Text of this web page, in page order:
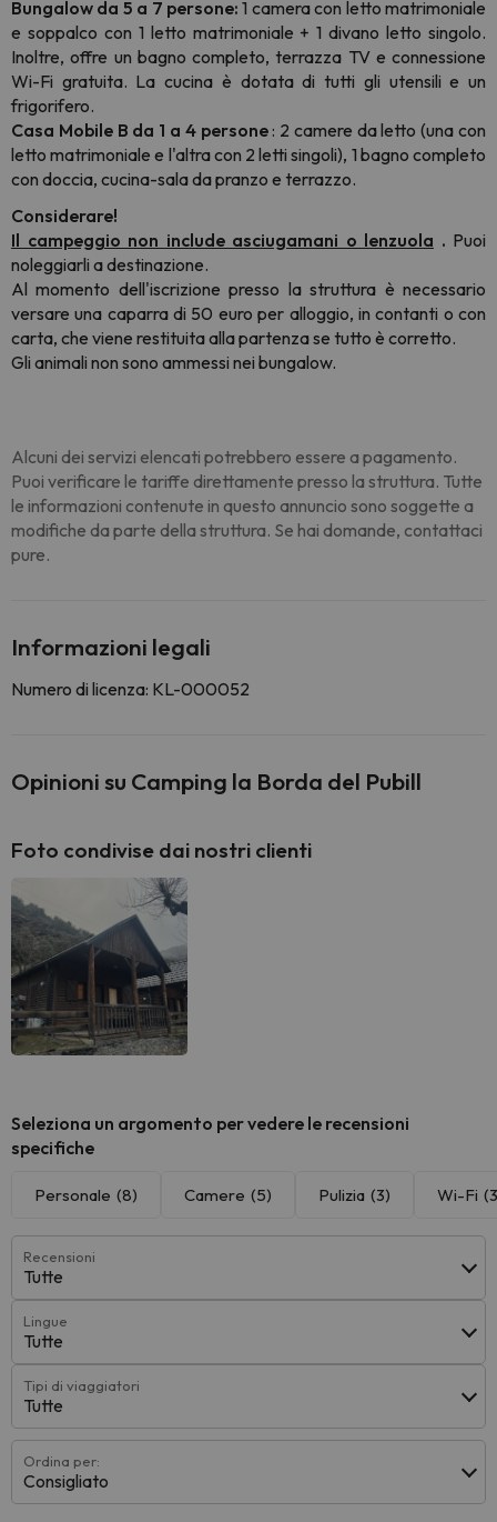
Bungalow da 5 a 7 persone: 1 camera con letto matrimoniale
e soppalco con 1 letto matrimoniale + 1 divano letto singolo.
Inoltre, offre un bagno completo, terrazza TV e connessione
Wi-Fi gratuita. La cucina è dotata di tutti gli utensili e un
frigorifero.
Casa Mobile B da 1 a 4 persone: 2 camere da letto (una con
letto matrimoniale e l'altra con 2 letti singoli), 1 bagno completo
con doccia, cucina-sala da pranzo e terrazzo.
Considerare!
Il campeggio non include asciugamani o lenzuola . Puoi
noleggiarli a destinazione.
Al momento dell'iscrizione presso la struttura è necessario
versare una caparra di 50 euro per alloggio, in contanti o con
carta, che viene restituita alla partenza se tutto è corretto.
Gli animali non sono ammessi nei bungalow.
Alcuni dei servizi elencati potrebbero essere a pagamento.
Puoi verificare le tariffe direttamente presso la struttura. Tutte
le informazioni contenute in questo annuncio sono soggette a
modifiche da parte della struttura. Se hai domande, contattaci
pure.
Informazioni legali
Numero di licenza: KL-000052
Opinioni su Camping la Borda del Pubill
Foto condivise dai nostri clienti
Seleziona un argomento per vedere le recensioni
specifiche
Personale (8) Camere (5) Pulizia (3) Wi-Fi
Recensioni
Tutte
Lingue
Tutte
Tipi di viaggiatori
Tutte
Ordina per:
Consigliato